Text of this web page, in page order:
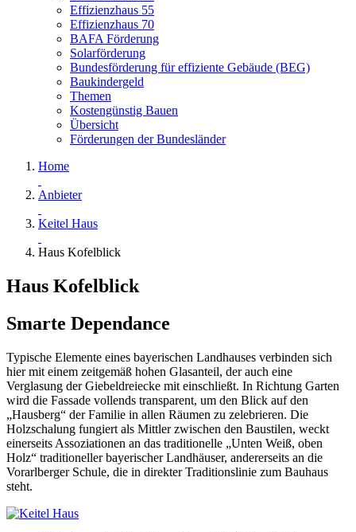
Effizienzhaus 55
Effizienzhaus 70
BAFA Förderung
Solarförderung
Bundesförderung für effiziente Gebäude (BEG)
Baukindergeld
Themen
Kostengünstig Bauen
Übersicht
Förderungen der Bundesländer
Home
Anbieter
Keitel Haus
Haus Kofelblick
Haus Kofelblick
Smarte Dependance
Typische Elemente eines bayerischen Landhauses verbinden sich
hier mit einem zeitgemäß hohen Glasanteil, der auch eine
Verglasung der Giebeldreiecke mit einschließt. In Richtung Garten
wird die Fassade vollends transparent, um den Blick auf den
„Hausberg“ der Familie in allen Räumen zu zelebrieren. Die
Holzschalung fungiert als Mittler zwischen den Baustilen, weckt
einerseits Assoziationen an das traditionelle „Unten Weiß, oben
Holz“ traditioneller bayerischer Landhäuser, andererseits an die
Vorarlberger Schule, die in direkter Traditionslinie zum Bauhaus
steht.